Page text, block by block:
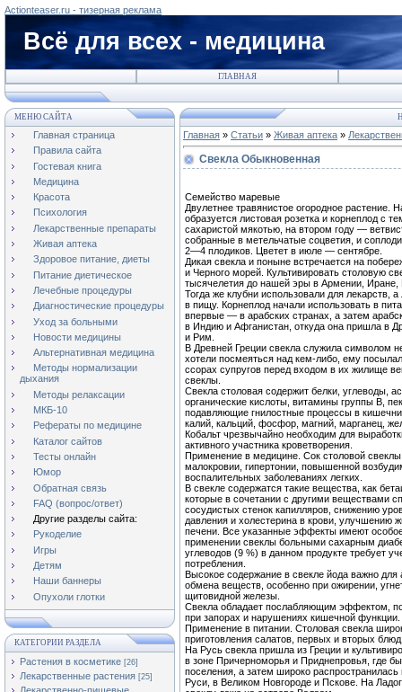
Actionteaser.ru - тизерная реклама
Всё для всех - медицина
ГЛАВНАЯ
МЕНЮ САЙТА
Главная страница
Правила сайта
Гостевая книга
Медицина
Красота
Психология
Лекарственные препараты
Живая аптека
Здоровое питание, диеты
Питание диетическое
Лечебные процедуры
Диагностические процедуры
Уход за больными
Новости медицины
Альтернативная медицина
Методы нормализации
дыхания
Методы релаксации
МКБ-10
Рефераты по медицине
Каталог сайтов
Тесты онлайн
Юмор
Обратная связь
FAQ (вопрос/ответ)
Другие разделы сайта:
Рукоделие
Игры
Детям
Наши баннеры
Опухоли глотки
КАТЕГОРИИ РАЗДЕЛА
Растения в косметике [26]
Лекарственные растения [25]
Главная » Статьи » Живая аптека »
Свекла Обыкновенная
Семейство маревые
Двулетнее травянистое огородное растение.
образуется листовая розетка и корнеплод с
сахаристой мякотью, на втором году —
собранные в метельчатые соцветия, и
2—4 плодиков. Цветет в июле — сентябре.
Дикая свекла и поныне встречается на
и Черного морей. Культивировать столовую
тысячелетия до нашей эры в Армении,
Тогда же клубни использовали для лекарств,
в пищу. Корнеплод начали использовать в
впервые — в арабских странах, а затем
в Индию и Афганистан, откуда она пришла в
и Рим.
В Древней Греции свекла служила символом
хотели посмеяться над кем-либо, ему
ссорах супругов перед входом в их жилище
свеклы.
Свекла столовая содержит белки, углеводы,
органические кислоты, витамины группы В,
подавляющие гнилостные процессы в
калий, кальций, фосфор, магний, марганец,
Кобальт чрезвычайно необходим для
активного участника кроветворения.
Применение в медицине. Сок столовой
малокровии, гипертонии, повышенной
воспалительных заболеваниях легких.
В свекле содержатся такие вещества, как
которые в сочетании с другими веществами
сосудистых стенок капилляров, снижению
давления и холестерина в крови, улучшению
печени. Все указанные эффекты имеют
применении свеклы больными сахарным
углеводов (9 %) в данном продукте требует
потребления.
Высокое содержание в свекле йода важно для
обмена веществ, особенно при ожирении,
щитовидной железы.
Свекла обладает послабляющим эффектом,
при запорах и нарушениях кишечной функции.
Применение в питании. Столовая свекла
приготовления салатов, первых и вторых
На Русь свекла пришла из Греции и
в зоне Причерноморья и Приднепровья, где
поселения, а затем широко
Руси, в Великом Новгороде и Пскове. На